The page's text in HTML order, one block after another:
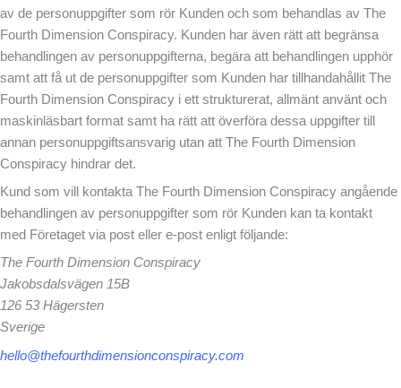
av de personuppgifter som rör Kunden och som behandlas av The
Fourth Dimension Conspiracy. Kunden har även rätt att begränsa
behandlingen av personuppgifterna, begära att behandlingen upphör
samt att få ut de personuppgifter som Kunden har tillhandahållit The
Fourth Dimension Conspiracy i ett strukturerat, allmänt använt och
maskinläsbart format samt ha rätt att överföra dessa uppgifter till
annan personuppgiftsansvarig utan att The Fourth Dimension
Conspiracy hindrar det.
Kund som vill kontakta The Fourth Dimension Conspiracy angående
behandlingen av personuppgifter som rör Kunden kan ta kontakt
med Företaget via post eller e-post enligt följande:
The Fourth Dimension Conspiracy
Jakobsdalsvägen 15B
126 53 Hägersten
Sverige
hello@thefourthdimensionconspiracy.com